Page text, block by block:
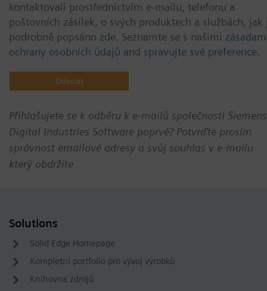
kontaktovali prostřednictvím e-mailu, telefonu a
poštovních zásilek, o svých produktech a službách, jak
podrobně popsáno zde. Seznamte se s našimi
ochrany osobních údajů and spravujte své preference.
Přihlašujete se k odběru k e-mailů společnosti Siemens
Digital Industries Software poprvé? Potvrďte prosím
správnost emailové adresy a svůj souhlas v e-mailu
který obdržíte
Solutions
Solid Edge Homepage
Kompletní portfolio pro vývoj výrobků
Knihovna zdrojů